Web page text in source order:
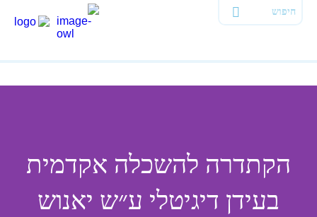
הקתדרה להשכלה אקדמית
בעידן דיגיטלי ע״ש יאנוש